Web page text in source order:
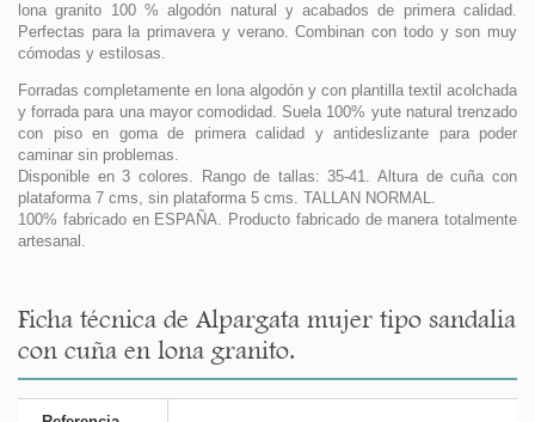
lona granito 100 % algodón natural y acabados de primera calidad.
Perfectas para la primavera y verano. Combinan con todo y son muy
cómodas y estilosas.
Forradas completamente en lona algodón y con plantilla textil acolchada
y forrada para una mayor comodidad. Suela 100% yute natural trenzado
con piso en goma de primera calidad y antideslizante para poder
caminar sin problemas.
Disponible en 3 colores. Rango de tallas: 35-41. Altura de cuña con
plataforma 7 cms, sin plataforma 5 cms. TALLAN NORMAL.
100% fabricado en ESPAÑA. Producto fabricado de manera totalmente
artesanal.
Ficha técnica de Alpargata mujer tipo sandalia
con cuña en lona granito.